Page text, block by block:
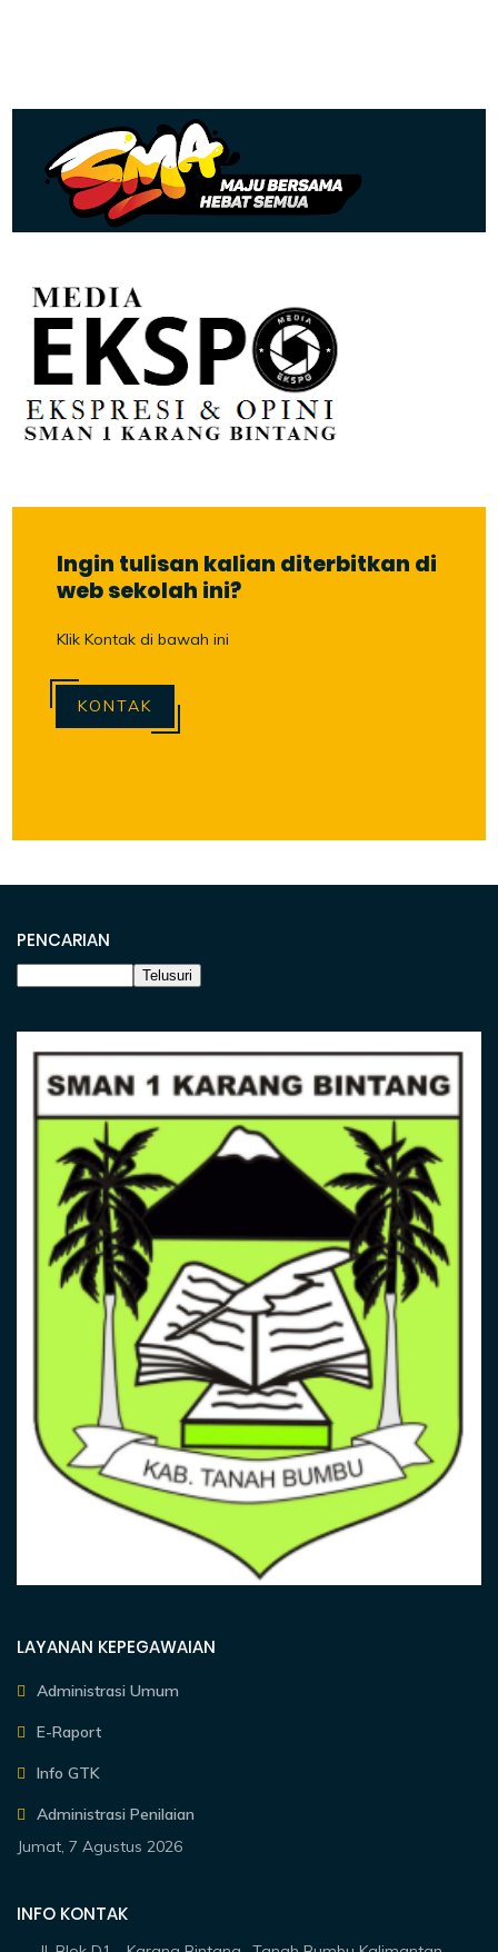
Ingin tulisan kalian diterbitkan di
web sekolah ini?
Klik Kontak di bawah ini
KONTAK
PENCARIAN
LAYANAN KEPEGAWAIAN
Administrasi Umum
E-Raport
Info GTK
Administrasi Penilaian
Jumat, 7 Agustus 2026
INFO KONTAK